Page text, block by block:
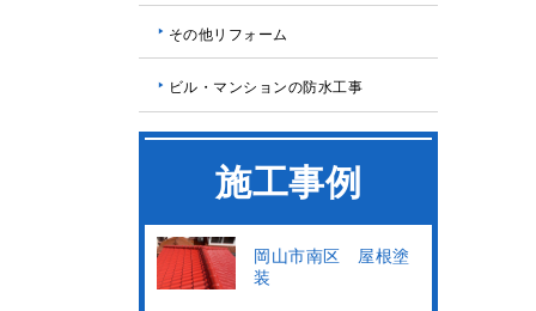
その他リフォーム
ビル・マンションの防水工事
施工事例
岡山市南区 屋根塗
装